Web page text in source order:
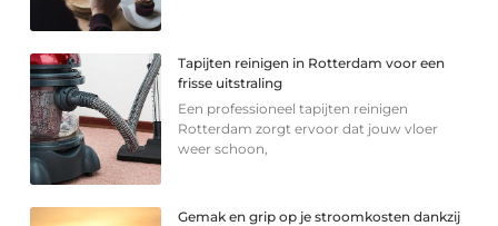
Tapijten reinigen in Rotterdam voor een
frisse uitstraling
Een professioneel tapijten reinigen
Rotterdam zorgt ervoor dat jouw vloer
weer schoon,
Gemak en grip op je stroomkosten dankzij